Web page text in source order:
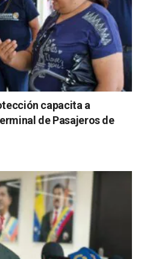
capacita a
de Pasajeros de